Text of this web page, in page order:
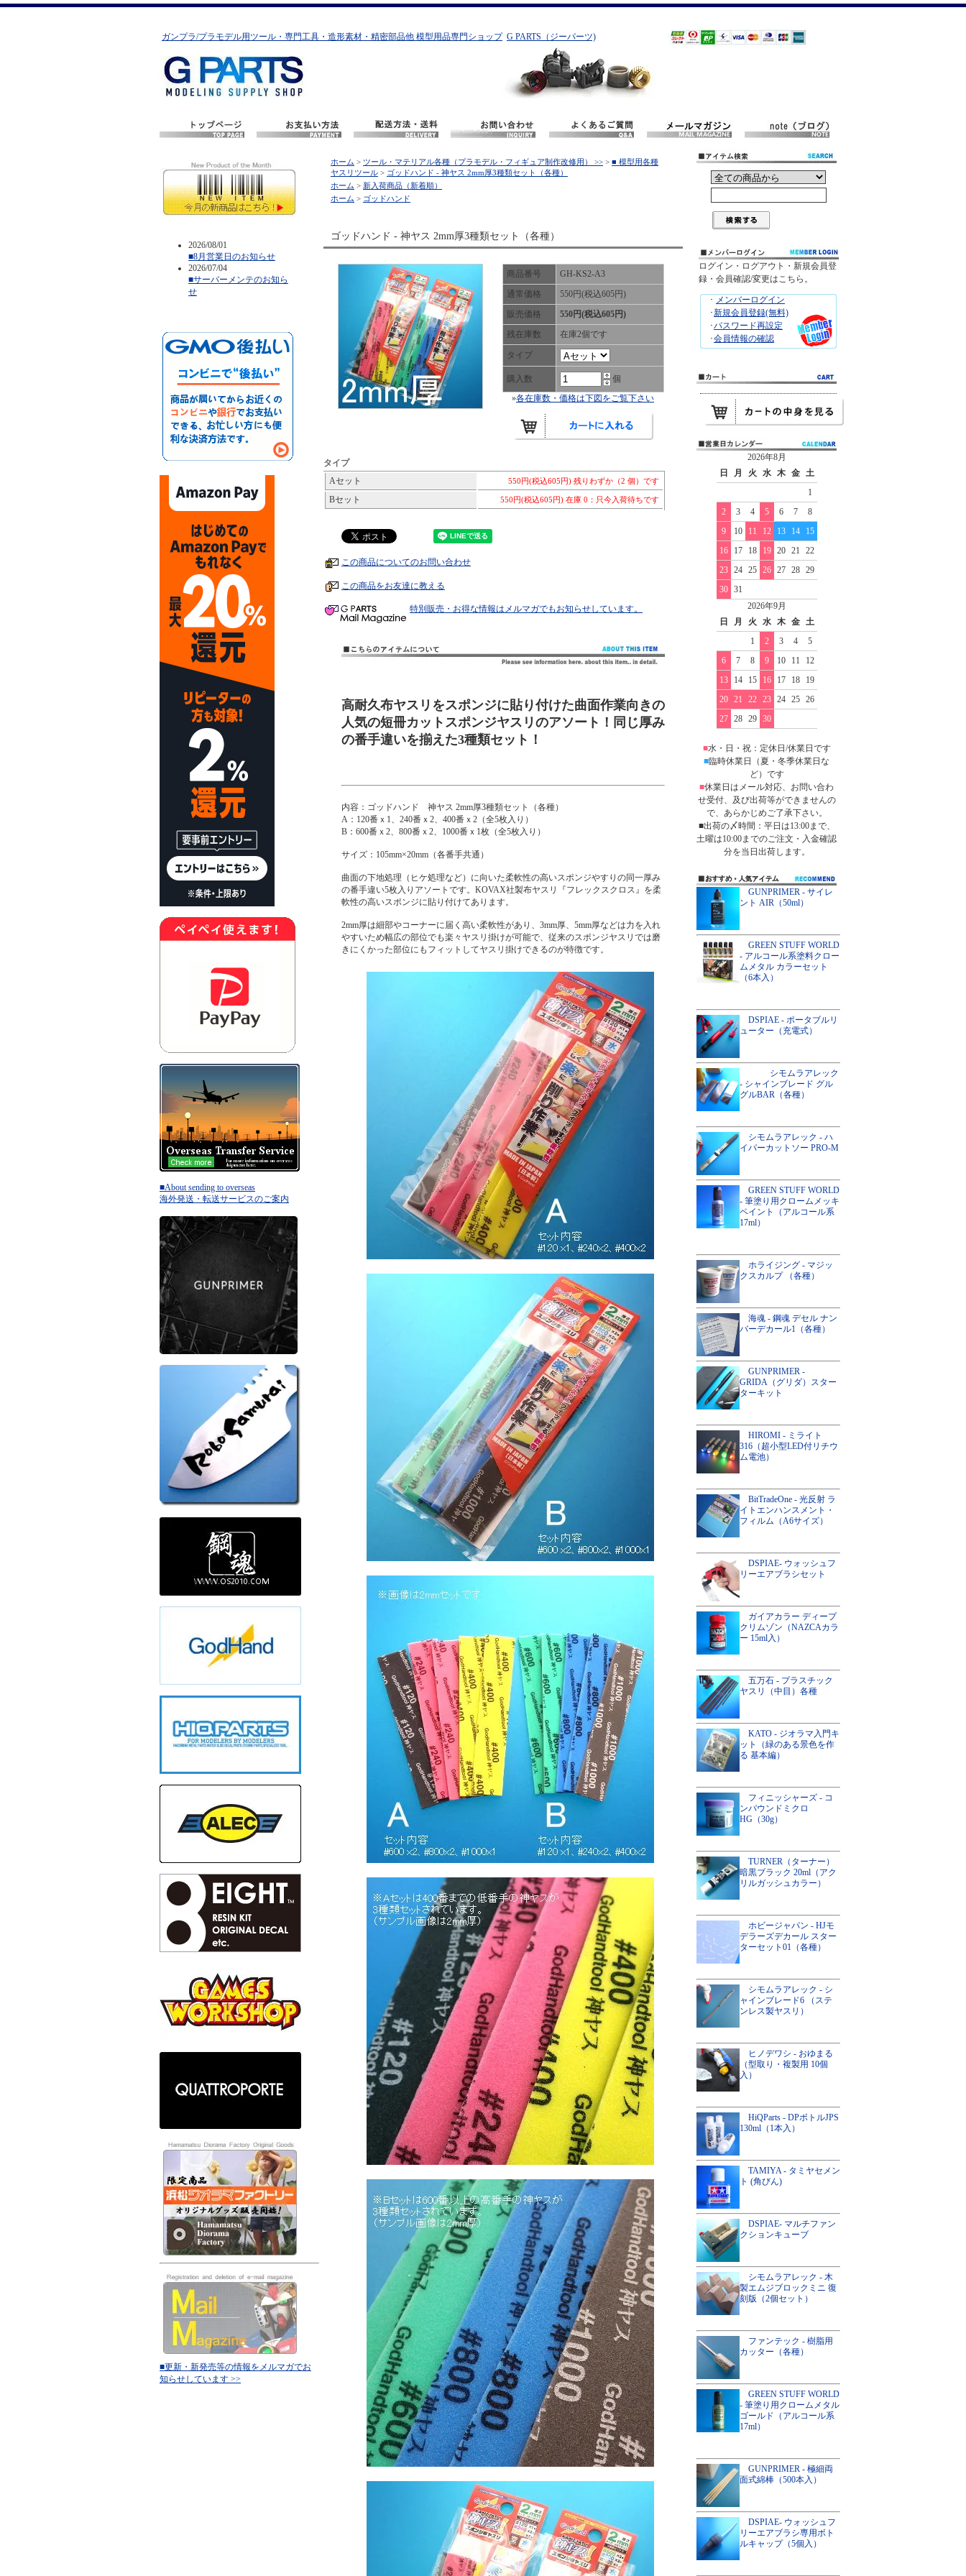
ガンプラ/プラモデル用ツール・専門工具・造形素材・精密部品他 模型用品専門ショップ G PARTS（ジーパーツ)
2026/08/01
■8月営業日のお知らせ
2026/07/04
■サーバーメンテのお知ら
せ
■About sending to overseas
海外発送・転送サービスのご案内
■更新・新発売等の情報をメルマガでお
知らせしています >>
ホーム > ツール・マテリアル各種（プラモデル・フィギュア制作改修用） >> > ■ 模型用各種
ヤスリツール > ゴッドハンド - 神ヤス 2mm厚3種類セット（各種）
ホーム > 新入荷商品（新着順）
ホーム > ゴッドハンド
ゴッドハンド - 神ヤス 2mm厚3種類セット（各種）
商品番号
GH-KS2-A3
通常価格
550円(税込605円)
販売価格
550円(税込605円)
残在庫数
在庫2個です
タイプ
購入数
個
»各在庫数・価格は下図をご覧下さい
タイプ
Aセット
550円(税込605円) 残りわずか（2 個）です
Bセット 550円(税込605円) 在庫 0：只今入荷待ちです
この商品についてのお問い合わせ
この商品をお友達に教える
特別販売・お得な情報はメルマガでもお知らせしています。
高耐久布ヤスリをスポンジに貼り付けた曲面作業向きの
人気の短冊カットスポンジヤスリのアソート！同じ厚み
の番手違いを揃えた3種類セット！
内容：ゴッドハンド 神ヤス 2mm厚3種類セット（各種）
A：120番ｘ1、240番ｘ2、400番ｘ2（全5枚入り）
B：600番ｘ2、800番ｘ2、1000番ｘ1枚（全5枚入り）
サイズ：105mm×20mm（各番手共通）
曲面の下地処理（ヒケ処理など）に向いた柔軟性の高いスポンジやすりの同一厚み
の番手違い5枚入りアソートです。KOVAX社製布ヤスリ『フレックスクロス』を柔
軟性の高いスポンジに貼り付けてあります。
2mm厚は細部やコーナーに届く高い柔軟性があり、3mm厚、5mm厚などは力を入れ
やすいため幅広の部位でも楽々ヤスリ掛けが可能で、従来のスポンジヤスリでは磨
きにくかった部位にもフィットしてヤスリ掛けできるのが特徴です。
ログイン・ログアウト・新規会員登
録・会員確認/変更はこちら。
･ メンバーログイン
･新規会員登録(無料)
･パスワード再設定
･会員情報の確認
2026年8月
日
月 火 水 木 金
土
1
2
3 4 5 6 7
8
9
10 11 12 13 14
15
16
17 18 19 20 21
22
23
24 25 26 27 28
29
30
31
2026年9月
日
月 火 水 木 金
土
1
2 3 4
5
6
7 8 9 10 11
12
13
14 15 16 17 18
19
20
21 22 23 24 25
26
27
28 29 30
■水・日・祝：定休日/休業日です
■臨時休業日（夏・冬季休業日な
ど）です
■休業日はメール対応、お問い合わ
せ受付、及び出荷等ができませんの
で、あらかじめご了承下さい。
■出荷の〆時間：平日は13:00まで、
土曜は10:00までのご注文・入金確認
分を当日出荷します。
GUNPRIMER - サイレ
ント AIR（50ml）
GREEN STUFF WORLD
- アルコール系塗料クロー
ムメタル カラーセット
（6本入）
DSPIAE - ポータブルリ
ューター（充電式）
シモムラアレック
- シャインブレード グル
グルBAR（各種）
シモムラアレック - ハ
イパーカットソー PRO-M
GREEN STUFF WORLD
- 筆塗り用クロームメッキ
ペイント（アルコール系
17ml）
ホライジング - マジッ
クスカルプ （各種）
海魂 - 鋼魂 デセル ナン
バーデカール1（各種）
GUNPRIMER -
GRIDA（グリダ）スター
ターキット
HIROMI - ミライト
316（超小型LED付リチウ
ム電池）
BitTradeOne - 光反射 ラ
イトエンハンスメント・
フィルム（A6サイズ）
DSPIAE- ウォッシュフ
リーエアブラシセット
ガイアカラー ディープ
クリムゾン（NAZCAカラ
ー 15ml入）
五万石 - プラスチック
ヤスリ（中目）各種
KATO - ジオラマ入門キ
ット（緑のある景色を作
る 基本編）
フィニッシャーズ - コ
ンパウンドミクロ
HG（30g）
TURNER（ターナー）
暗黒ブラック 20ml（アク
リルガッシュカラー）
ホビージャパン - HJモ
デラーズデカール スター
ターセット01（各種）
シモムラアレック - シ
ャインブレード6 （ステ
ンレス製ヤスリ）
ヒノデワシ - おゆまる
（型取り・複製用 10個
入）
HiQParts - DPボトルJPS
130ml（1本入）
TAMIYA - タミヤセメン
ト (角びん)
DSPIAE- マルチファン
クションキューブ
シモムラアレック - 木
製エムジブロックミニ 復
刻版（2個セット）
ファンテック - 樹脂用
カッター（各種）
GREEN STUFF WORLD
- 筆塗り用クロームメタル
ゴールド（アルコール系
17ml）
GUNPRIMER - 極細両
面式綿棒（500本入）
DSPIAE- ウォッシュフ
リーエアブラシ専用ボト
ルキャップ（5個入）